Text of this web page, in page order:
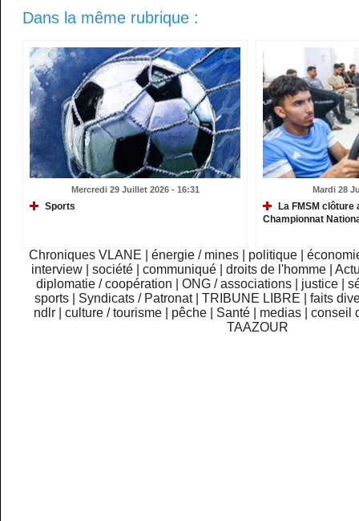
Dans la même rubrique :
Mercredi 29 Juillet 2026 - 16:31
Sports
Mardi 28
La FMSM
Championnat
Chroniques VLANE énergie / mines politique
interview
|société |communiqué |droits de l'homme |
diplomatie / coopération
ONG / associations justice
sports
Syndicats / Patronat TRIBUNE LIBRE
faits
ndlr
|culture / tourisme pêche Santé medias |conseil
TAAZOUR